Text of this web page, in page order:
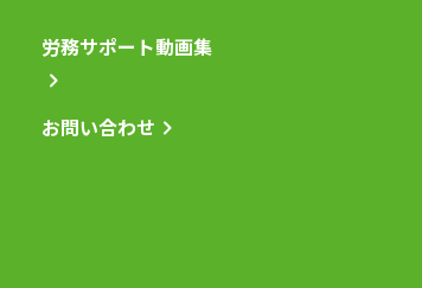
労務サポート動画集
お問い合わせ